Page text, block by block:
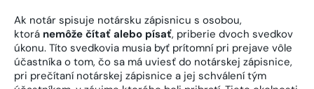
Ak notár spisuje notársku zápisnicu s osobou,
ktorá nemôže čítať alebo písať, priberie dvoch svedkov
úkonu. Títo svedkovia musia byť prítomní pri prejave vôle
účastníka o tom, čo sa má uviesť do notárskej zápisnice,
pri prečítaní notárskej zápisnice a jej schválení tým